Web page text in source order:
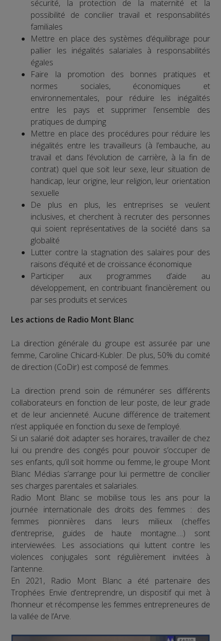
sécurité, la protection de la maternité et la
possibilité de concilier travail et responsabilités
familiales
Mettre en place des systèmes d’équilibrage pour
pallier les inégalités salariales à responsabilités
égales
Faire la promotion des bonnes pratiques et
normes sociales, économiques et
environnementales, pour réduire les inégalités
entre les pays et supprimer l’ensemble des
pratiques de dumping
Mettre en place des procédures pour réduire les
inégalités entre les travailleurs (à l’embauche, au
travail et dans l’évolution de carrière, à la fin de
contrat) quel que soit leur sexe, leur situation de
handicap, leur origine, leur religion, leur orientation
sexuelle
De plus en plus, les entreprises se veulent
inclusives, et cherchent à recruter des personnes
qui soient représentatives de la société dans sa
globalité
Lutter contre la stagnation des salaires pour des
raisons d’équité et de croissance économique
Participer aux programmes d’aide au
développement, en contribuant financièrement ou
par ses produits et services
Les actions de Radio Mont Blanc
La direction générale du groupe est assurée par une
femme, Caroline Chicard-Kubler. De plus, 50% du comité
de direction (CoDir) est composé de femmes.
La direction prend soin de rémunérer ses différents
collaborateurs en fonction de leur poste, de leur grade
et de leur ancienneté. Aucune différence de traitement
n’est appliquée en fonction du sexe de l’employé.
Si un salarié doit adapter ses horaires, travailler de chez
lui ou prendre des congés pour pouvoir s’occuper de
ses enfants, qu’il soit homme ou femme, le groupe Mont
Blanc Médias s’arrange pour lui permettre de concilier
ses charges parentales et salariales.
Radio Mont Blanc se mobilise tous les ans pour la
journée internationale des droits des femmes : des
femmes pionnières dans leurs milieux (cheffes
d’entreprise, guides de haute montagne….) sont
interviewées. Les associations qui luttent contre les
violences conjugales sont régulièrement invitées à
l’antenne.
En 2021, Radio Mont Blanc a été partenaire des
Trophées Envie d’entreprendre, un dispositif qui met à
l’honneur et récompense les femmes entrepreneures de
la vallée de l’Arve.